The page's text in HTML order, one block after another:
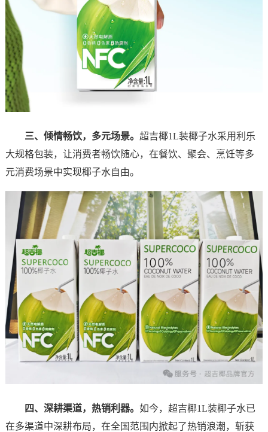
三、倾情畅饮，多元场景。 超吉椰1L装椰子水采用利乐
大规格包装，让消费者畅饮随心，在餐饮、聚会、烹饪等多
元消费场景中实现椰子水自由。
四、深耕渠道，热销利器。 如今，超吉椰1L装椰子水已
在多渠道中深耕布局，在全国范围内掀起了热销浪潮，斩获